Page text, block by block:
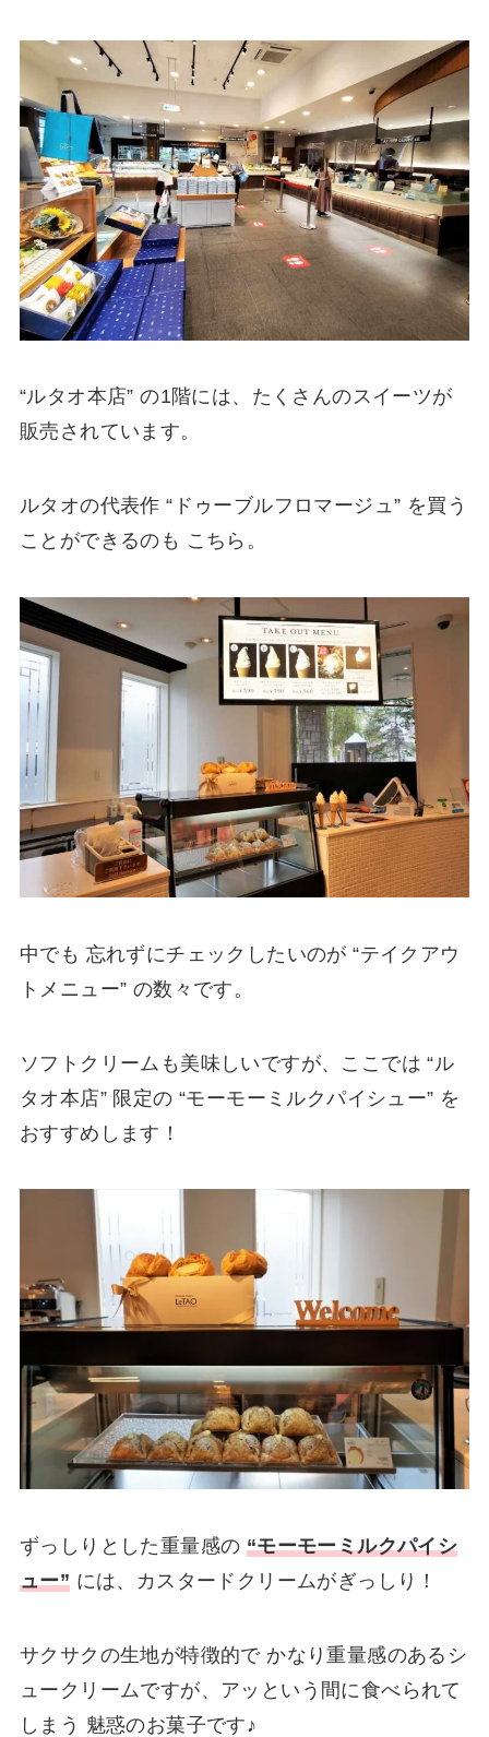
“ルタオ本店” の1階には、たくさんのスイーツが
販売されています。
ルタオの代表作 “ドゥーブルフロマージュ” を買う
ことができるのも こちら。
中でも 忘れずにチェックしたいのが “テイクアウ
トメニュー” の数々です。
ソフトクリームも美味しいですが、ここでは “ル
タオ本店” 限定の “モーモーミルクパイシュー” を
おすすめします！
ずっしりとした重量感の “モーモーミルクパイシ
ュー” には、カスタードクリームがぎっしり！
サクサクの生地が特徴的で かなり重量感のあるシ
ュークリームですが、アッという間に食べられて
しまう 魅惑のお菓子です♪